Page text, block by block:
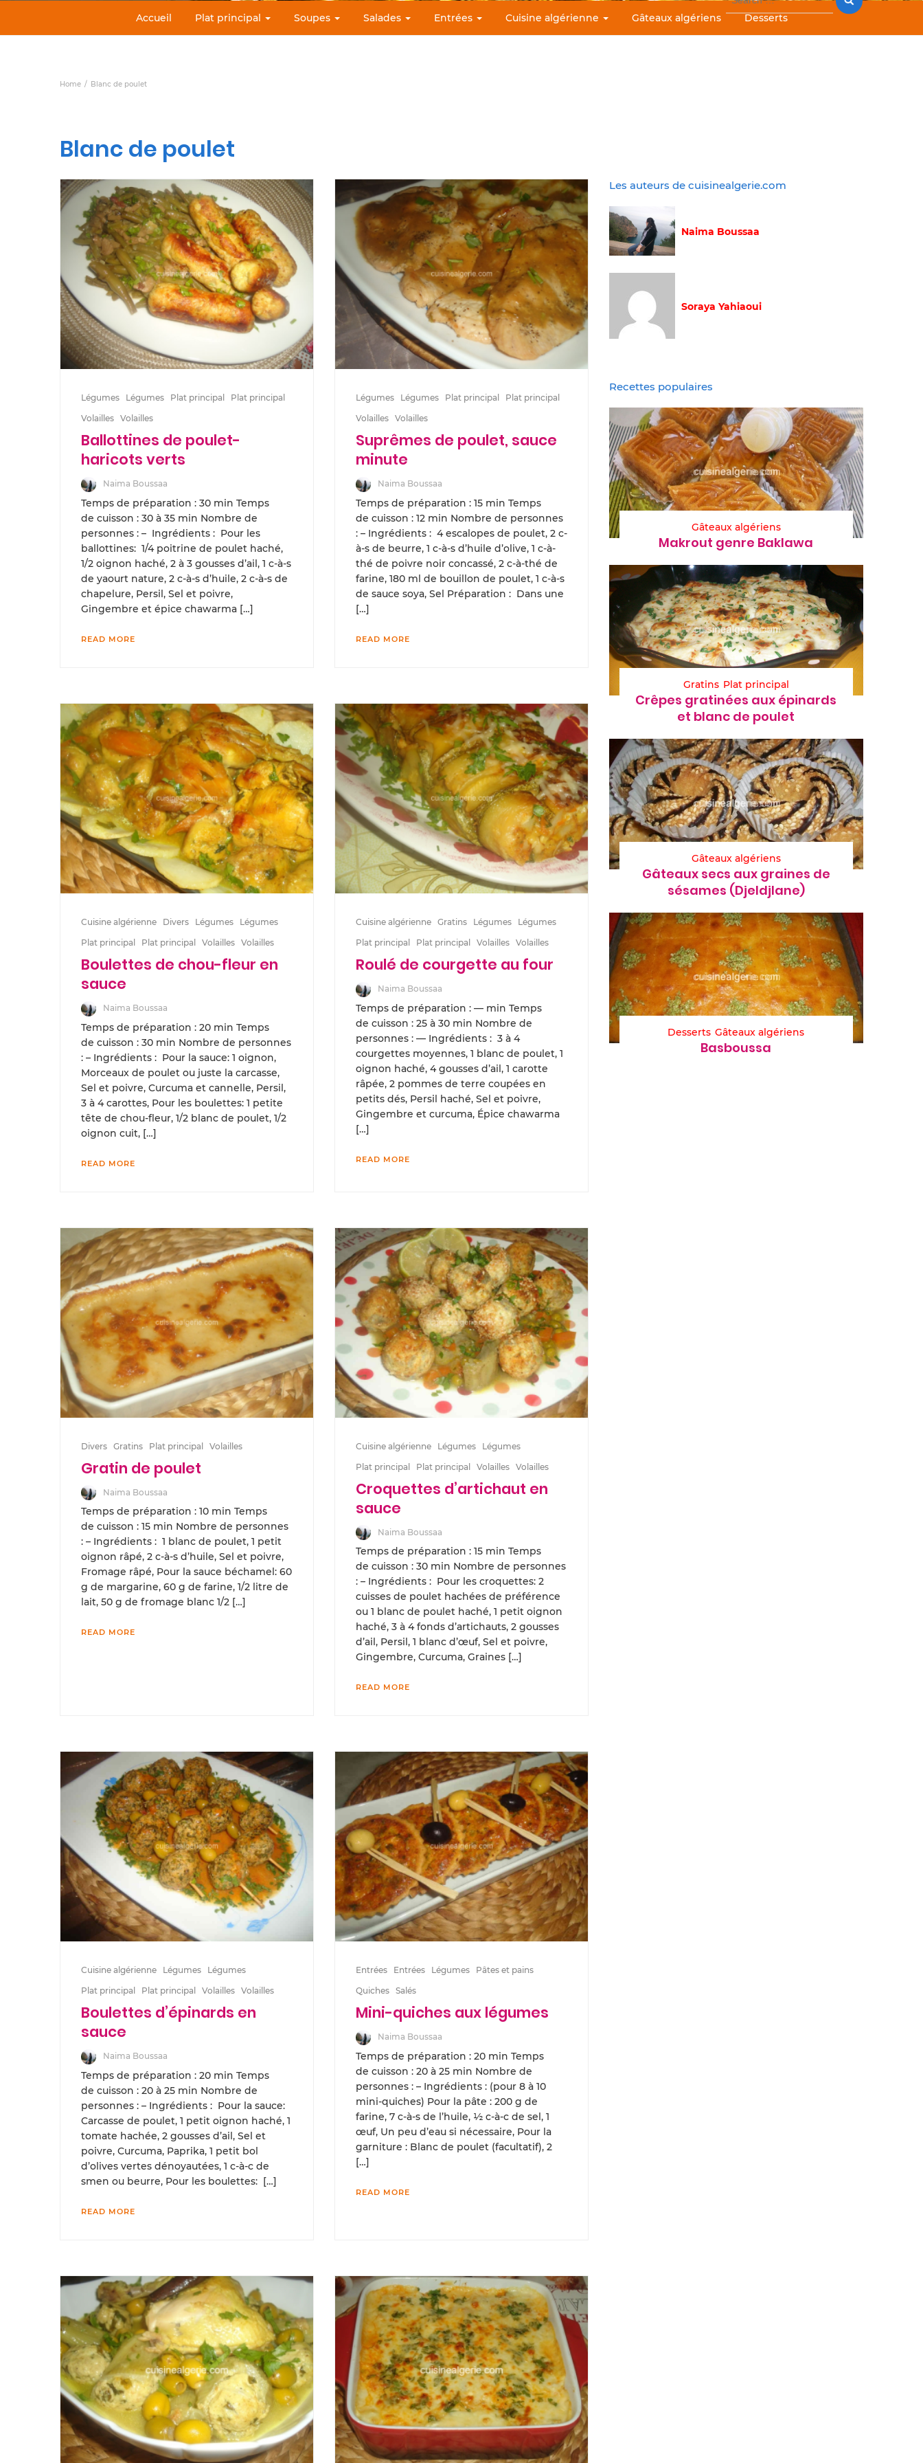
Accueil Plat principal Soupes Salades Entrées Cuisine algérienne Gâteaux algériens Desserts
Home Blanc de poulet
Blanc de poulet
Légumes Légumes Plat principal
Plat principal
Volailles Volailles
Ballottines de poulet-
haricots verts
Naima Boussaa
Temps de préparation : 30 min Temps
de cuisson : 30 à 35 min Nombre de
personnes : – Ingrédients : Pour les
ballottines: 1/4 poitrine de poulet haché,
1/2 oignon haché, 2 à 3 gousses d’ail, 1 c-à-s
de yaourt nature, 2 c-à-s d’huile, 2 c-à-s de
chapelure, Persil, Sel et poivre,
Gingembre et épice chawarma […]
READ MORE
Légumes Légumes Plat principal
Plat principal
Volailles Volailles
Suprêmes de poulet, sauce
minute
Naima Boussaa
Temps de préparation : 15 min Temps
de cuisson : 12 min Nombre de personnes
: – Ingrédients : 4 escalopes de poulet, 2 c-
à-s de beurre, 1 c-à-s d’huile d’olive, 1 c-à-
thé de poivre noir concassé, 2 c-à-thé de
farine, 180 ml de bouillon de poulet, 1 c-à-s
de sauce soya, Sel Préparation : Dans une
[…]
READ MORE
Cuisine algérienne Divers Légumes
Légumes
Plat principal
Plat principal Volailles Volailles
Boulettes de chou-fleur en
sauce
Naima Boussaa
Temps de préparation : 20 min Temps
de cuisson : 30 min Nombre de personnes
: – Ingrédients : Pour la sauce: 1 oignon,
Morceaux de poulet ou juste la carcasse,
Sel et poivre, Curcuma et cannelle, Persil,
3 à 4 carottes, Pour les boulettes: 1 petite
tête de chou-fleur, 1/2 blanc de poulet, 1/2
oignon cuit, […]
READ MORE
Cuisine algérienne Gratins Légumes
Légumes
Plat principal
Plat principal Volailles Volailles
Roulé de courgette au four
Naima Boussaa
Temps de préparation : — min Temps
de cuisson : 25 à 30 min Nombre de
personnes : — Ingrédients : 3 à 4
courgettes moyennes, 1 blanc de poulet, 1
oignon haché, 4 gousses d’ail, 1 carotte
râpée, 2 pommes de terre coupées en
petits dés, Persil haché, Sel et poivre,
Gingembre et curcuma, Épice chawarma
[…]
READ MORE
Divers Gratins Plat principal Volailles
Gratin de poulet
Naima Boussaa
Temps de préparation : 10 min Temps
de cuisson : 15 min Nombre de personnes
: – Ingrédients : 1 blanc de poulet, 1 petit
oignon râpé, 2 c-à-s d’huile, Sel et poivre,
Fromage râpé, Pour la sauce béchamel: 60
g de margarine, 60 g de farine, 1/2 litre de
lait, 50 g de fromage blanc 1/2 […]
READ MORE
Cuisine algérienne Légumes
Légumes
Plat principal
Plat principal Volailles Volailles
Croquettes d’artichaut en
sauce
Naima Boussaa
Temps de préparation : 15 min Temps
de cuisson : 30 min Nombre de personnes
: – Ingrédients : Pour les croquettes: 2
cuisses de poulet hachées de préférence
ou 1 blanc de poulet haché, 1 petit oignon
haché, 3 à 4 fonds d’artichauts, 2 gousses
d’ail, Persil, 1 blanc d’œuf, Sel et poivre,
Gingembre, Curcuma, Graines […]
READ MORE
Cuisine algérienne Légumes
Légumes
Plat principal
Plat principal Volailles Volailles
Boulettes d’épinards en
sauce
Naima Boussaa
Temps de préparation : 20 min Temps
de cuisson : 20 à 25 min Nombre de
personnes : – Ingrédients : Pour la sauce:
Carcasse de poulet, 1 petit oignon haché, 1
tomate hachée, 2 gousses d’ail, Sel et
poivre, Curcuma, Paprika, 1 petit bol
d’olives vertes dénoyautées, 1 c-à-c de
smen ou beurre, Pour les boulettes: […]
READ MORE
Entrées Entrées Légumes
Pâtes et pains
Quiches Salés
Mini-quiches aux légumes
Naima Boussaa
Temps de préparation : 20 min Temps
de cuisson : 20 à 25 min Nombre de
personnes : – Ingrédients : (pour 8 à 10
mini-quiches) Pour la pâte : 200 g de
farine, 7 c-à-s de l’huile, ½ c-à-c de sel, 1
œuf, Un peu d’eau si nécessaire, Pour la
garniture : Blanc de poulet (facultatif), 2
[…]
READ MORE
Les auteurs de cuisinealgerie.com
Naima Boussaa
Soraya Yahiaoui
Recettes populaires
Gâteaux algériens
Makrout genre Baklawa
Gratins Plat principal
Crêpes gratinées aux épinards
et blanc de poulet
Gâteaux algériens
Gâteaux secs aux graines de
sésames (Djeldjlane)
Desserts Gâteaux algériens
Basboussa